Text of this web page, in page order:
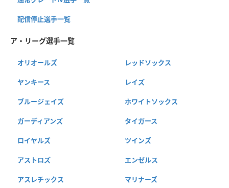
配信停止選手一覧
ア・リーグ選手一覧
オリオールズ レッドソックス
ヤンキース レイズ
ブルージェイズ ホワイトソックス
ガーディアンズ タイガース
ロイヤルズ ツインズ
アストロズ エンゼルス
アスレチックス マリナーズ